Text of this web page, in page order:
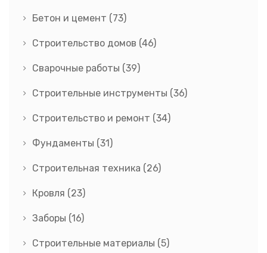
Бетон и цемент (73)
Строительство домов (46)
Сварочные работы (39)
Строительные инструменты (36)
Строительство и ремонт (34)
Фундаменты (31)
Строительная техника (26)
Кровля (23)
Заборы (16)
Строительные материалы (5)